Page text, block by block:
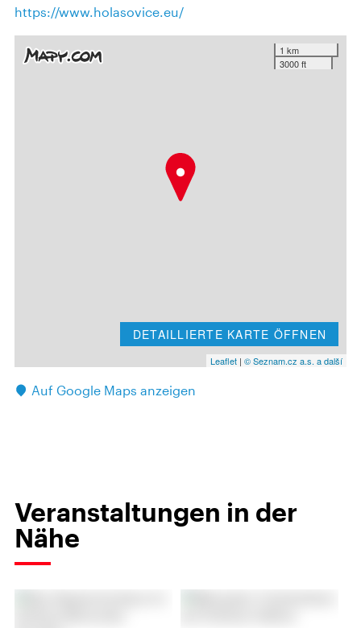
https://www.holasovice.eu/
1 km
3000 ft
DETAILLIERTE KARTE ÖFFNEN
Leaflet | © Seznam.cz a.s. a další
Auf Google Maps anzeigen
Veranstaltungen in der
Nähe